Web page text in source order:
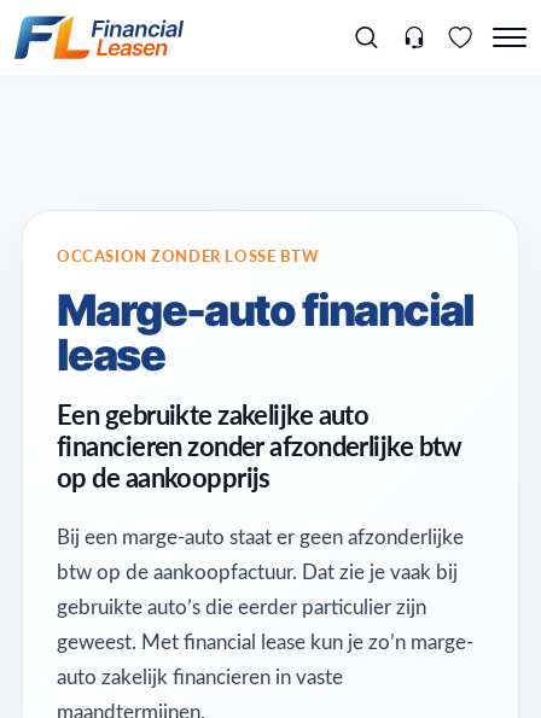
OCCASION ZONDER LOSSE BTW
Marge-auto financial
lease
Een gebruikte zakelijke auto
financieren zonder afzonderlijke btw
op de aankoopprijs
Bij een marge-auto staat er geen afzonderlijke
btw op de aankoopfactuur. Dat zie je vaak bij
gebruikte auto’s die eerder particulier zijn
geweest. Met financial lease kun je zo’n marge-
auto zakelijk financieren in vaste
maandtermijnen.